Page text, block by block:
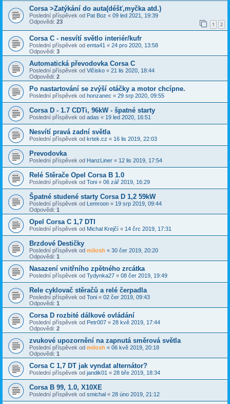
Corsa >Zatýkání do auta(déšť,myčka atd.)
Poslední příspěvek od Pat Boz « 09 led 2021, 19:39
Odpovědi: 23 1 2
Corsa C - nesvítí světlo interiér/kufr
Poslední příspěvek od emta41 « 24 pro 2020, 13:58
Odpovědi: 3
Automatická převodovka Corsa C
Poslední příspěvek od Vlčisko « 21 lis 2020, 18:44
Odpovědi: 2
Po nastartování se zvýší otáčky a motor chcípne.
Poslední příspěvek od honzanec « 29 srp 2020, 09:55
Corsa D - 1.7 CDTi, 96kW - špatné starty
Poslední příspěvek od adas « 19 led 2020, 16:51
Nesvítí pravá zadní světla
Poslední příspěvek od krtek.cz « 16 lis 2019, 22:03
Prevodovka
Poslední příspěvek od HanzLiner « 12 lis 2019, 17:54
Relé Stěrače Opel Corsa B 1.0
Poslední příspěvek od Toni « 06 zář 2019, 16:29
Špatné studené starty Corsa D 1,2 59kW
Poslední příspěvek od Lemroon « 19 srp 2019, 09:44
Odpovědi: 1
Opel Corsa C 1,7 DTI
Poslední příspěvek od Michal Krejčí « 14 črc 2019, 17:31
Brzdové Destičky
Poslední příspěvek od milosh « 30 čer 2019, 20:20
Odpovědi: 1
Nasazení vnitřního zpětného zrcátka
Poslední příspěvek od Tydynka27 « 08 čer 2019, 19:49
Rele cyklovač stěračů a relé čerpadla
Poslední příspěvek od Toni « 02 čer 2019, 09:43
Odpovědi: 1
Corsa D rozbité dálkové ovládání
Poslední příspěvek od Petr007 « 28 kvě 2019, 17:44
Odpovědi: 2
zvukové upozornění na zapnutá směrová světla
Poslední příspěvek od milosh « 06 kvě 2019, 20:18
Odpovědi: 1
Corsa C 1,7 DT jak vyndat alternátor?
Poslední příspěvek od jandik01 « 28 bře 2019, 18:34
Corsa B 99, 1.0, X10XE
Poslední příspěvek od smichal « 28 úno 2019, 21:12